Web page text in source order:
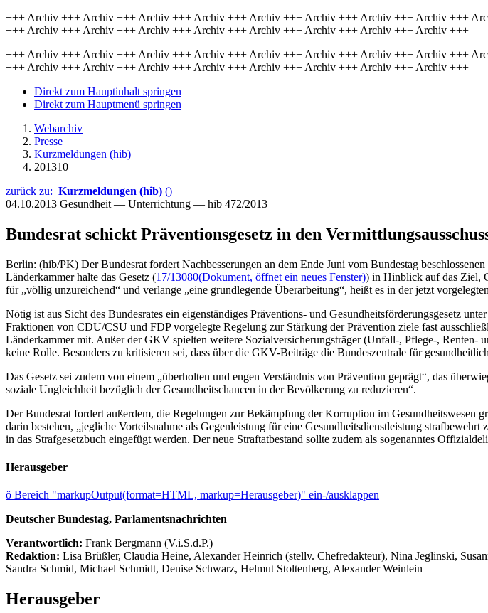
+++ Archiv +++ Archiv +++ Archiv +++ Archiv +++ Archiv +++ Archiv +++ Archiv +++ Archiv +++
+++ Archiv +++ Archiv +++ Archiv +++ Archiv +++ Archiv +++ Archiv +++ Archiv +++ Archiv +++
+++ Archiv +++ Archiv +++ Archiv +++ Archiv +++ Archiv +++ Archiv +++ Archiv +++ Archiv +++
+++ Archiv +++ Archiv +++ Archiv +++ Archiv +++ Archiv +++ Archiv +++ Archiv +++ Archiv +++
Direkt zum Hauptinhalt springen
Direkt zum Hauptmenü springen
Webarchiv
Presse
Kurzmeldungen (hib)
201310
zurück zu: Kurzmeldungen (hib) ()
04.10.2013 Gesundheit — Unterrichtung — hib 472/2013
Bundesrat schickt Präventionsgesetz in den
Berlin: (hib/PK) Der Bundesrat fordert Nachbesserungen an dem Ende Juni vom Bundestag
Länderkammer halte das Gesetz (17/13080(Dokument, öffnet ein neues Fenster)) in Hinblick auf das Ziel,
für „völlig unzureichend“ und verlange „eine grundlegende Überarbeitung“, heißt es in der jetzt
Nötig ist aus Sicht des Bundesrates ein eigenständiges Präventions- und Gesundheitsförderungsgesetz
Fraktionen von CDU/CSU und FDP vorgelegte Regelung zur Stärkung der Prävention ziele fast
Länderkammer mit. Außer der GKV spielten weitere Sozialversicherungsträger (Unfall-, Pflege-,
keine Rolle. Besonders zu kritisieren sei, dass über die GKV-Beiträge die Bundeszentrale für
Das Gesetz sei zudem von einem „überholten und engen Verständnis von Prävention geprägt“, das
soziale Ungleichheit bezüglich der Gesundheitschancen in der Bevölkerung zu reduzieren“.
Der Bundesrat fordert außerdem, die Regelungen zur Bekämpfung der Korruption im Gesundheitswesen
darin bestehen, „jegliche Vorteilsnahme als Gegenleistung für eine Gesundheitsdienstleistung
in das Strafgesetzbuch eingefügt werden. Der neue Straftatbestand sollte zudem als sogenanntes
Herausgeber
ö Bereich "markupOutput(format=HTML, markup=Herausgeber)" ein-/ausklappen
Deutscher Bundestag, Parlamentsnachrichten
Verantwortlich: Frank Bergmann (V.i.S.d.P.)
Redaktion: Lisa Brüßler, Claudia Heine, Alexander Heinrich (stellv. Chefredakteur), Nina Jeglinski,
Sandra Schmid, Michael Schmidt, Denise Schwarz, Helmut Stoltenberg, Alexander Weinlein
Herausgeber